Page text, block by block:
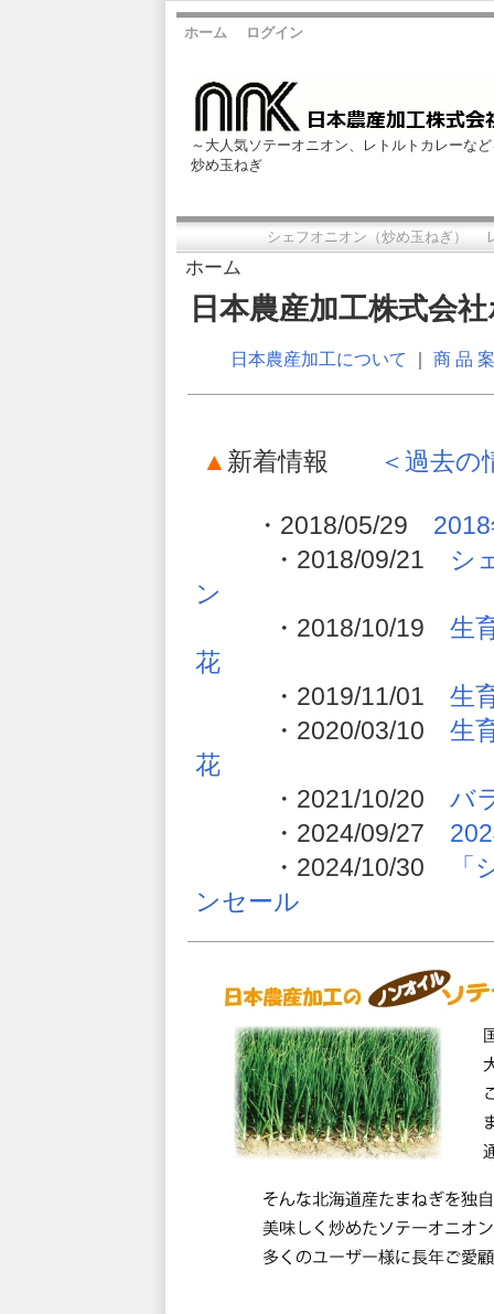
ホーム ログイン
～大人気ソテーオニオン、レトルトカレーな
炒め玉ねぎ
シェフオニオン（炒め玉ねぎ）
ホーム
日本農産加工株式会
日本農産加工について 商 品
▲ 新着情報 ＜過去の
・2018/05/29
・2018/09/21 シ
ン
・2018/10/19 生
花
・2019/11/01 生
・2020/03/10 生
花
・2021/10/20 バ
・2024/09/27
・2024/10/30
ンセール